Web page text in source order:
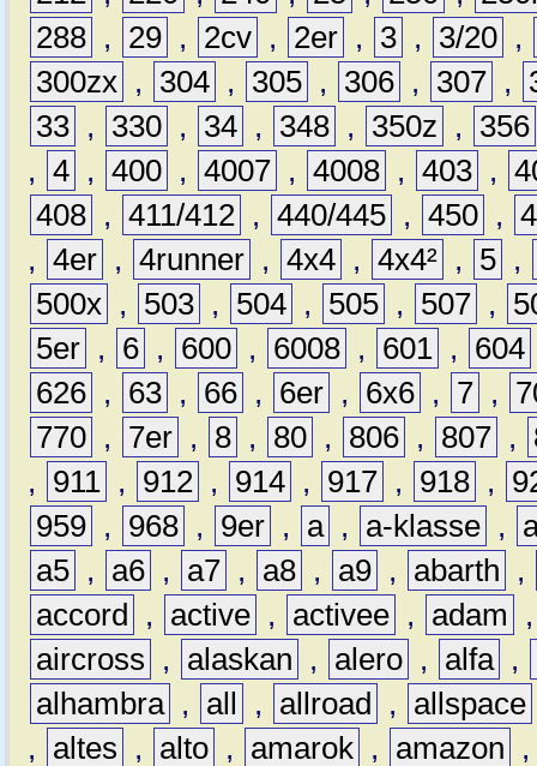
288 , 29 , 2cv , 2er , 3 , 3/20 ,
300zx , 304 , 305 , 306 , 307 ,
33 , 330 , 34 , 348 , 350z ,
356
, 4 , 400 , 4007 , 4008 , 403 ,
408 , 411/412 , 440/445 , 450 ,
, 4er , 4runner , 4x4 , 4x4² , 5 ,
500x , 503 , 504 , 505 , 507 ,
5er , 6 , 600 , 6008 , 601 , 604
626 , 63 , 66 , 6er , 6x6 , 7 ,
770 , 7er , 8 , 80 , 806 , 807 ,
,
911 , 912 , 914 , 917 , 918 ,
959 , 968 , 9er , a , a-klasse ,
a5 , a6 , a7 , a8 , a9 , abarth
,
accord
, active , activee , adam
aircross
, alaskan , alero , alfa ,
alhambra , all , allroad , allspace
,
altes , alto , amarok , amazon